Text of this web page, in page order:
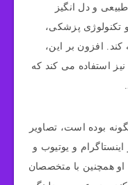
و دل‌ انگیز
و تکنولوژی پزشکی،
افزون بر این،
استفاده می‌ کند که
بوده است، تصاویر
و یوتیوب و
همچنین با متخصصان